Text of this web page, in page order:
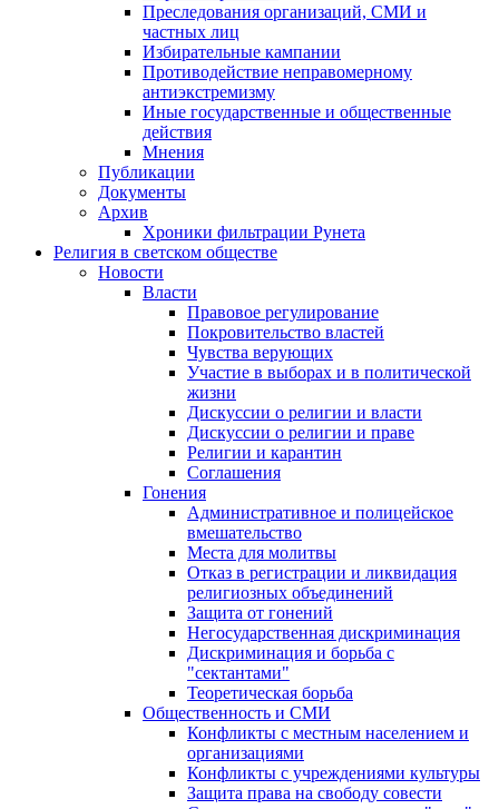
Преследования организаций, СМИ и
частных лиц
Избирательные кампании
Противодействие неправомерному
антиэкстремизму
Иные государственные и общественные
действия
Мнения
Публикации
Документы
Архив
Хроники фильтрации Рунета
Религия в светском обществе
Новости
Власти
Правовое регулирование
Покровительство властей
Чувства верующих
Участие в выборах и в политической
жизни
Дискуссии о религии и власти
Дискуссии о религии и праве
Религии и карантин
Соглашения
Гонения
Административное и полицейское
вмешательство
Места для молитвы
Отказ в регистрации и ликвидация
религиозных объединений
Защита от гонений
Негосударственная дискриминация
Дискриминация и борьба с
"сектантами"
Теоретическая борьба
Общественность и СМИ
Конфликты с местным населением и
организациями
Конфликты с учреждениями культуры
Защита права на свободу совести